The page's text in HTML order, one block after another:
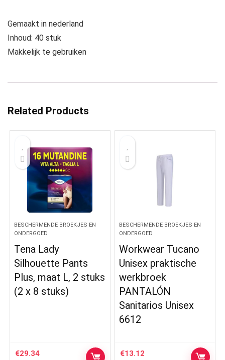
Gemaakt in nederland
Inhoud: 40 stuk
Makkelijk te gebruiken
Related Products
BESCHERMENDE BROEKJES EN
ONDERGOED
Tena Lady
Silhouette Pants
Plus, maat L, 2 stuks
(2 x 8 stuks)
€29.34
BESCHERMENDE BROEKJES EN
ONDERGOED
Workwear Tucano
Unisex praktische
werkbroek
PANTALÓN
Sanitarios Unisex
6612
€13.12